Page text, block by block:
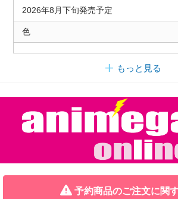
2026年8月下旬発売予定
色
もっと見る
予約商品のご注文に関